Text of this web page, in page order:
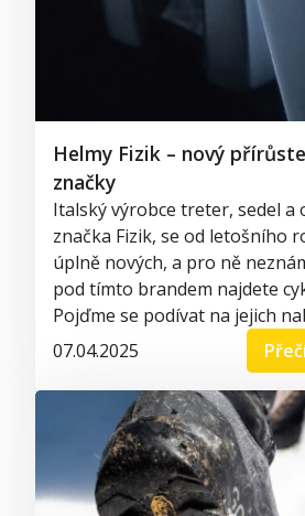
Helmy Fizik – nový
značky
Italský výrobce treter, sedel a
značka Fizik, se od letošního
úplně nových, a pro ně
pod tímto brandem najdete
Pojďme se podívat na jejich
07.04.2025